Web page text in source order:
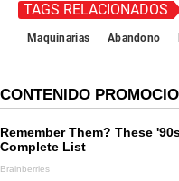
TAGS RELACIONADOS
Maquinarias Abandono